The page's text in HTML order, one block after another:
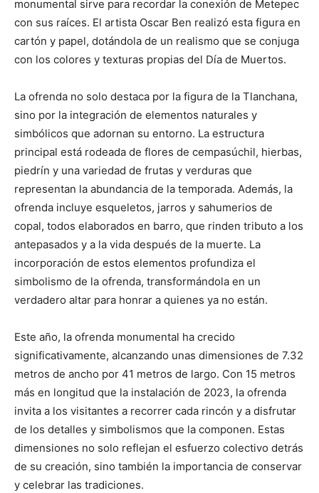
monumental sirve para recordar la conexión de Metepec
con sus raíces. El artista Oscar Ben realizó esta figura en
cartón y papel, dotándola de un realismo que se conjuga
con los colores y texturas propias del Día de Muertos.
La ofrenda no solo destaca por la figura de la Tlanchana,
sino por la integración de elementos naturales y
simbólicos que adornan su entorno. La estructura
principal está rodeada de flores de cempasúchil, hierbas,
piedrín y una variedad de frutas y verduras que
representan la abundancia de la temporada. Además, la
ofrenda incluye esqueletos, jarros y sahumerios de
copal, todos elaborados en barro, que rinden tributo a los
antepasados y a la vida después de la muerte. La
incorporación de estos elementos profundiza el
simbolismo de la ofrenda, transformándola en un
verdadero altar para honrar a quienes ya no están.
Este año, la ofrenda monumental ha crecido
significativamente, alcanzando unas dimensiones de 7.32
metros de ancho por 41 metros de largo. Con 15 metros
más en longitud que la instalación de 2023, la ofrenda
invita a los visitantes a recorrer cada rincón y a disfrutar
de los detalles y simbolismos que la componen. Estas
dimensiones no solo reflejan el esfuerzo colectivo detrás
de su creación, sino también la importancia de conservar
y celebrar las tradiciones.